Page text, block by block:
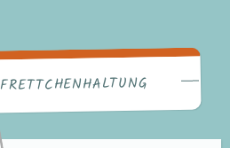
FRETTCHENHALTUNG